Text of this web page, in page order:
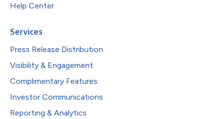
Help Center
Services
Press Release Distribution
Visibility & Engagement
Complimentary Features
Investor Communications
Reporting & Analytics